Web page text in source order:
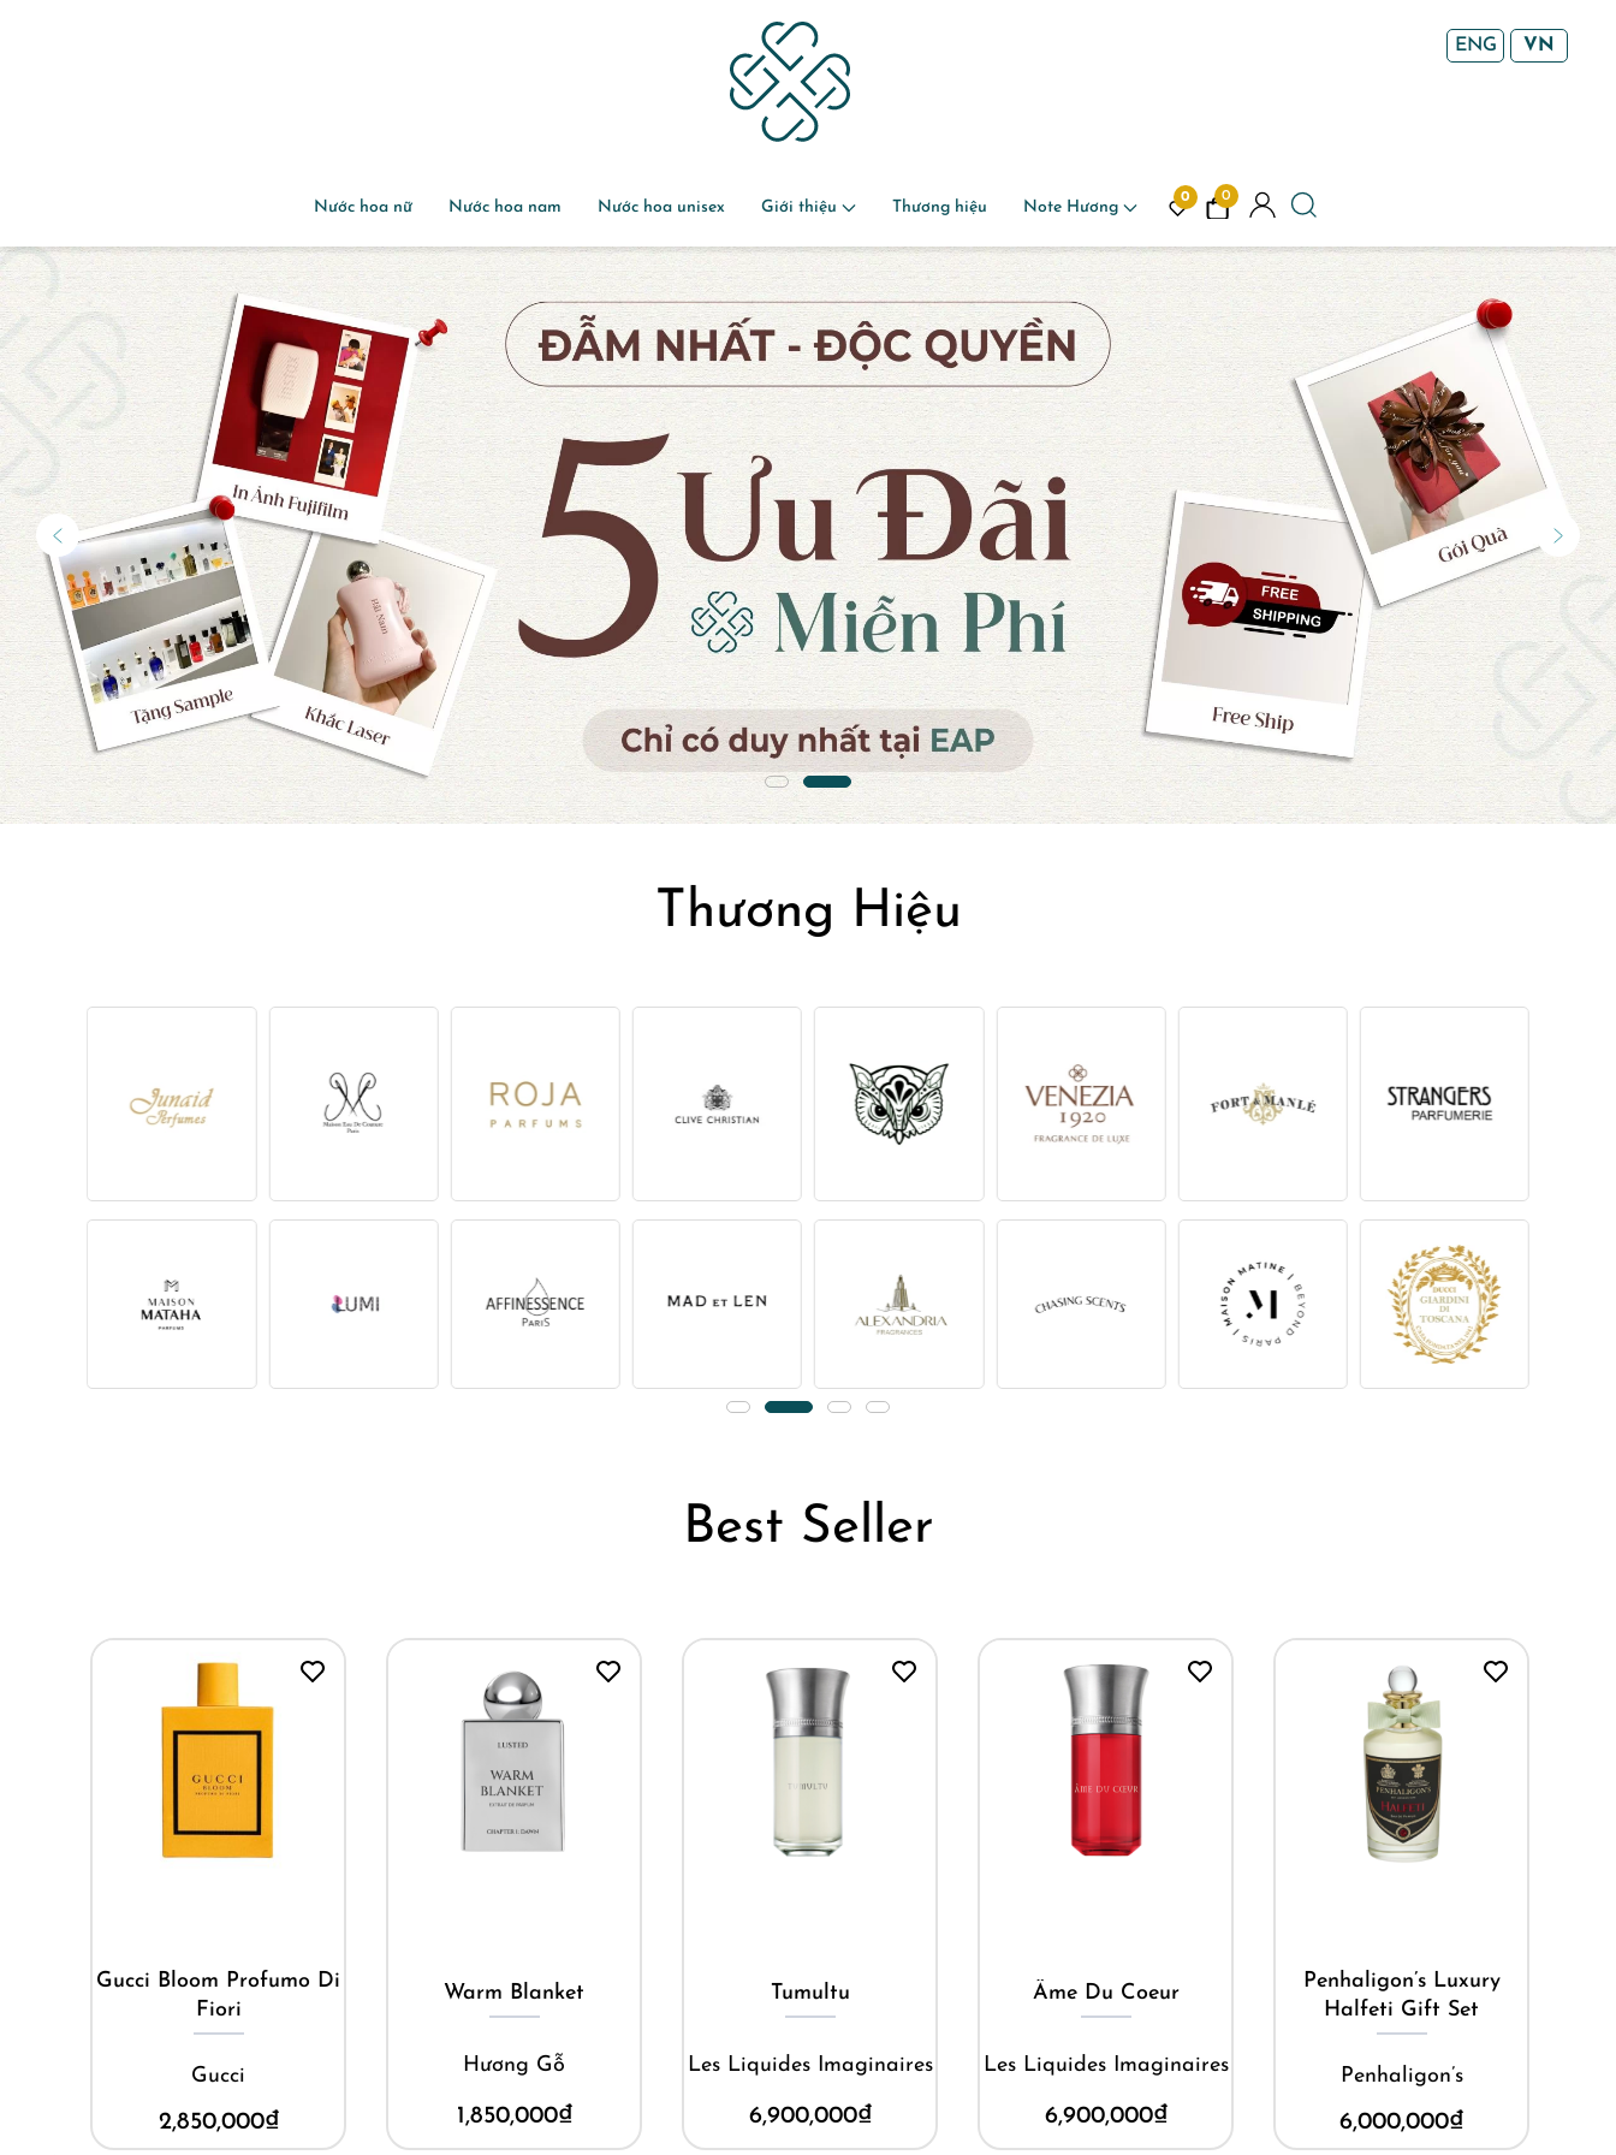
ENG VN
Nước hoa nữ Nước hoa nam Nước hoa unisex Giới thiệu Thương hiệu Note Hương
0 0
Thương Hiệu
Best Seller
Warm Blanket
Hương Gỗ
1,850,000₫
Tumultu
Les Liquides Imaginaires
6,900,000₫
Âme Du Coeur
Les Liquides Imaginaires
6,900,000₫
Penhaligon’s Luxury
Halfeti Gift Set
Penhaligon’s
6,000,000₫
Blue Talisman Extrait
Ex Nihilo
12,800,000₫